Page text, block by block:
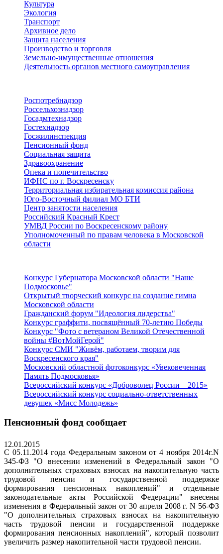
Культура
Экология
Транспорт
Архивное дело
Защита населения
Производство и торговля
Земельно-имущественные отношения
Деятельность органов местного самоуправления
Роспотребнадзор
Россельхознадзор
Госадмтехнадзор
Гостехнадзор
Госжилинспекция
Пенсионный фонд
Социальная защита
Здравоохранение
Опека и попечительство
ИФНС по г. Воскресенску
Территориальная избирательная комиссия района
Юго-Восточный филиал МО БТИ
Центр занятости населения
Российский Красный Крест
УМВД России по Воскресенскому району
Уполномоченный по правам человека в Московской
области
Конкурс Губернатора Московской области "Наше
Подмосковье"
Открытый творческий конкурс на создание гимна
Московской области
Гражданский форум "Идеология лидерства"
Конкурс граффити, посвящённый 70-летию Победы
Конкурс "Фото с ветераном Великой Отечественной
войны #ВотМойГерой"
Конкурс СМИ "Живём, работаем, творим для
Воскресенского края"
Московский областной фотоконкурс «Увековеченная
Память Подмосковья»
Всероссийский конкурс «Доброволец России – 2015»
Всероссийский конкурс социально-ответственных
девушек «Мисс Молодежь»
Пенсионный фонд сообщает
12.01.2015
С 05.11.2014 года Федеральным законом от 4 ноября 2014г.N
345-ФЗ "О внесении изменений в Федеральный закон "О
дополнительных страховых взносах на накопительную часть
трудовой пенсии и государственной поддержке
формирования пенсионных накоплений" и отдельные
законодательные акты Российской Федерации" внесены
изменения в Федеральный закон от 30 апреля 2008 г. N 56-ФЗ
"О дополнительных страховых взносах на накопительную
часть трудовой пенсии и государственной поддержке
формирования пенсионных накоплений", который позволит
увеличить размер накопительной части трудовой пенсии.